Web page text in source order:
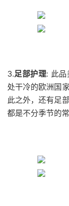
3.足部护理: 此品
处干冷的欧洲国
此之外，还有足
都是不分季节的常